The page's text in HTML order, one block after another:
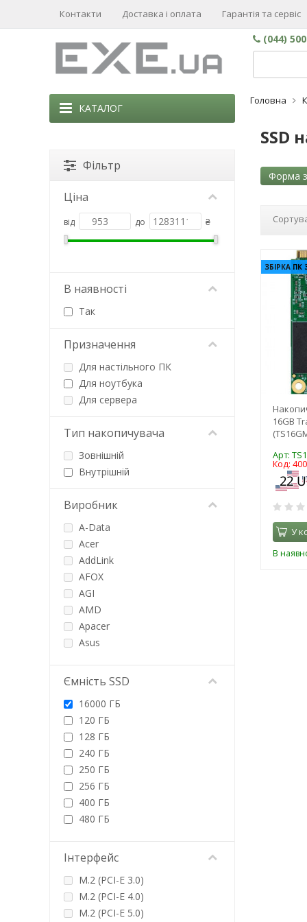
Контакти Доставка і оплата Гарантія та сервіс
(044)
КАТАЛОГ
Головна
SSD
Форма
ЗБІРКА ПК
16GB
Арт:
Код:
У
В
Фільтр
Ціна
від до ₴
В наявності
Так
Призначення
Для настільного ПК
Для ноутбука
Для сервера
Тип накопичувача
Зовнішній
Внутрішній
Виробник
A-Data
Acer
AddLink
AFOX
AGI
AMD
Apacer
Asus
Cisco
Crucial
Fanxiang
FORESEE
Fujitsu
Gigabyte
GOLDEN MEMORY
Goodram
GTL
HP
Hynix
Kingston
Ємність SSD
16000 ГБ
120 ГБ
128 ГБ
240 ГБ
250 ГБ
256 ГБ
400 ГБ
480 ГБ
512 ГБ
960 ГБ
1000 ГБ
1920 ГБ
2000 ГБ
Інтерфейс
M.2 (PCI-E 3.0)
M.2 (PCI-E 4.0)
M.2 (PCI-E 5.0)